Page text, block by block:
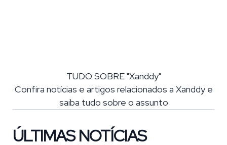
TUDO SOBRE "Xanddy"
Confira notícias e artigos relacionados a Xanddy e
saiba tudo sobre o assunto
ÚLTIMAS NOTÍCIAS